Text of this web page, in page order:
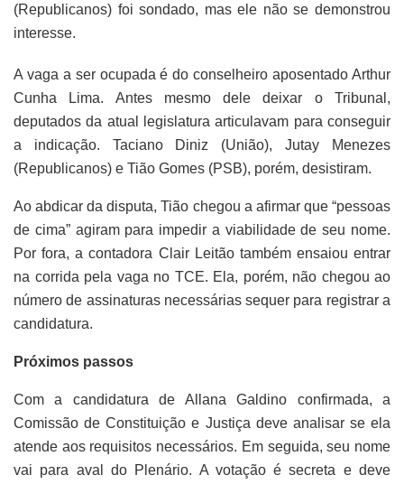
(Republicanos) foi sondado, mas ele não se demonstrou
interesse.
A vaga a ser ocupada é do conselheiro aposentado Arthur
Cunha Lima. Antes mesmo dele deixar o Tribunal,
deputados da atual legislatura articulavam para conseguir
a indicação. Taciano Diniz (União), Jutay Menezes
(Republicanos) e Tião Gomes (PSB), porém, desistiram.
Ao abdicar da disputa, Tião chegou a afirmar que “pessoas
de cima” agiram para impedir a viabilidade de seu nome.
Por fora, a contadora Clair Leitão também ensaiou entrar
na corrida pela vaga no TCE. Ela, porém, não chegou ao
número de assinaturas necessárias sequer para registrar a
candidatura.
Próximos passos
Com a candidatura de Allana Galdino confirmada, a
Comissão de Constituição e Justiça deve analisar se ela
atende aos requisitos necessários. Em seguida, seu nome
vai para aval do Plenário. A votação é secreta e deve